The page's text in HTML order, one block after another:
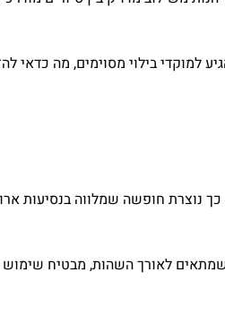
בילוי מסוימים, מה כדאי
נוצרת חופשה שמלווה בנסיעות
לאורך השהות, מבטיח